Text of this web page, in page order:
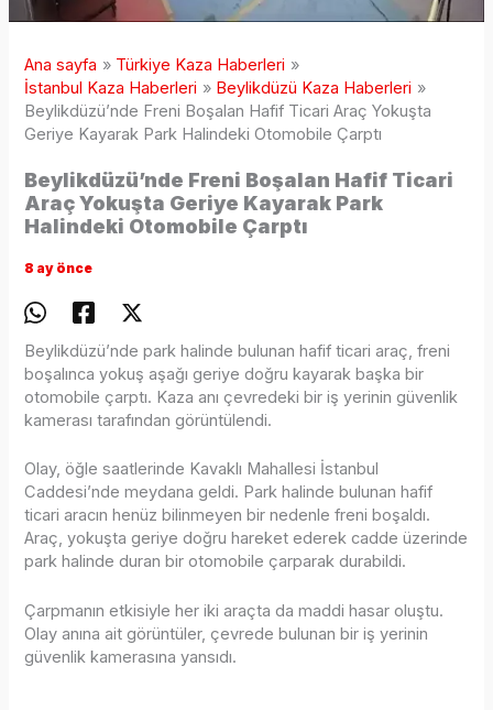
Ana sayfa
Türkiye Kaza Haberleri
İstanbul Kaza Haberleri
Beylikdüzü Kaza Haberleri
Beylikdüzü’nde Freni Boşalan Hafif Ticari Araç Yokuşta
Geriye Kayarak Park Halindeki Otomobile Çarptı
Beylikdüzü’nde Freni Boşalan Hafif Ticari
Araç Yokuşta Geriye Kayarak Park
Halindeki Otomobile Çarptı
8 ay önce
Beylikdüzü’nde park halinde bulunan hafif ticari araç, freni
boşalınca yokuş aşağı geriye doğru kayarak başka bir
otomobile çarptı. Kaza anı çevredeki bir iş yerinin güvenlik
kamerası tarafından görüntülendi.
Olay, öğle saatlerinde Kavaklı Mahallesi İstanbul
Caddesi’nde meydana geldi. Park halinde bulunan hafif
ticari aracın henüz bilinmeyen bir nedenle freni boşaldı.
Araç, yokuşta geriye doğru hareket ederek cadde üzerinde
park halinde duran bir otomobile çarparak durabildi.
Çarpmanın etkisiyle her iki araçta da maddi hasar oluştu.
Olay anına ait görüntüler, çevrede bulunan bir iş yerinin
güvenlik kamerasına yansıdı.